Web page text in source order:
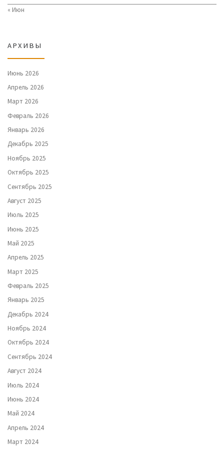
« Июн
АРХИВЫ
Июнь 2026
Апрель 2026
Март 2026
Февраль 2026
Январь 2026
Декабрь 2025
Ноябрь 2025
Октябрь 2025
Сентябрь 2025
Август 2025
Июль 2025
Июнь 2025
Май 2025
Апрель 2025
Март 2025
Февраль 2025
Январь 2025
Декабрь 2024
Ноябрь 2024
Октябрь 2024
Сентябрь 2024
Август 2024
Июль 2024
Июнь 2024
Май 2024
Апрель 2024
Март 2024